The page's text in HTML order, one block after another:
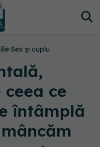
›Sex și cuplu
ce
întâmplă